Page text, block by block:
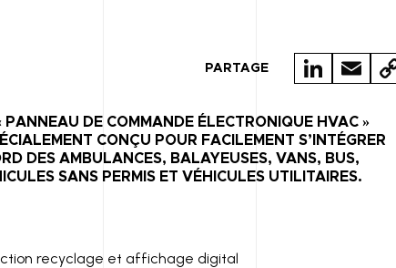
PARTAGE
LI
K
E
D
E
A
IL
C
P
DE COMMANDE ÉLECTRONIQUE HVAC »
CONÇU POUR FACILEMENT S’INTÉGRER
DES AMBULANCES, BALAYEUSES, VANS, BUS,
SANS PERMIS ET VÉHICULES UTILITAIRES.
recyclage et affichage digital